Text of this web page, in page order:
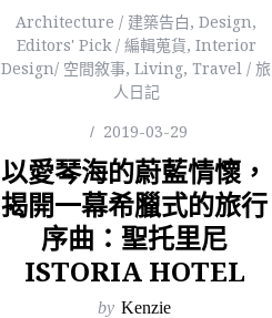
Architecture / 建築告白, Design,
Editors' Pick / 編輯蒐貨, Interior
Design/ 空間敘事, Living, Travel / 旅
人日記
2019-03-29
以愛琴海的蔚藍情懷，
揭開一幕希臘式的旅行
序曲：聖托里尼
ISTORIA HOTEL
by Kenzie